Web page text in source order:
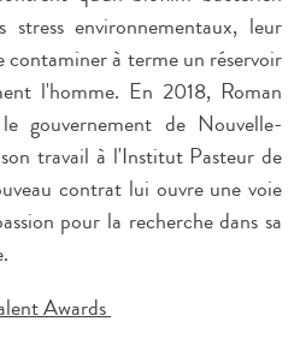
stress environnementaux, leur
à terme un réservoir
l'homme. En 2018, Roman
gouvernement de Nouvelle-
travail à l'Institut Pasteur de
contrat lui ouvre une voie
pour la recherche dans sa
Awards